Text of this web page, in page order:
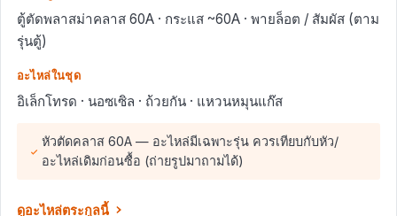
ตู้ตัดพลาสม่าคลาส 60A · กระแส ~60A · พายล็อต / สัมผัส (ตาม
รุ่นตู้)
อะไหล่ในชุด
อิเล็กโทรด · นอซเซิล · ถ้วยกัน · แหวนหมุนแก๊ส
หัวตัดคลาส 60A — อะไหล่มีเฉพาะรุ่น ควรเทียบกับหัว/
อะไหล่เดิมก่อนซื้อ (ถ่ายรูปมาถามได้)
ดูอะไหล่ตระกูลนี้